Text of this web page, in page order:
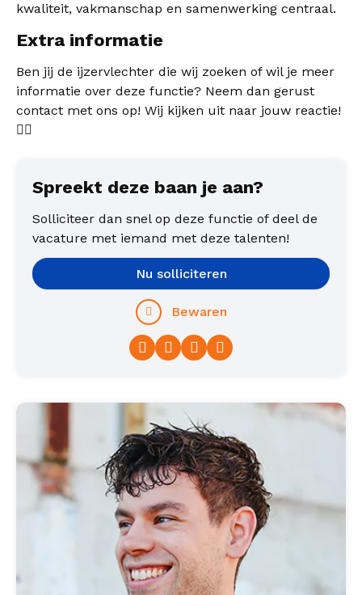
kwaliteit, vakmanschap en samenwerking centraal.
Extra informatie
Ben jij de ijzervlechter die wij zoeken of wil je meer
informatie over deze functie? Neem dan gerust
contact met ons op! Wij kijken uit naar jouw reactie!
👷‍♂️
Spreekt deze baan je aan?
Solliciteer dan snel op deze functie of deel de
vacature met iemand met deze talenten!
Facebook
TwitterLinkedIn
Nu solliciteren
Bewaren